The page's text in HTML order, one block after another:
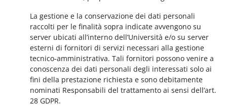
La gestione e la conservazione dei dati personali
raccolti per le finalità sopra indicate avvengono su
server ubicati all’interno dell’Università e/o su server
esterni di fornitori di servizi necessari alla gestione
tecnico-amministrativa. Tali fornitori possono venire a
conoscenza dei dati personali degli interessati solo ai
fini della prestazione richiesta e sono debitamente
nominati Responsabili del trattamento ai sensi dell’art.
28 GDPR.